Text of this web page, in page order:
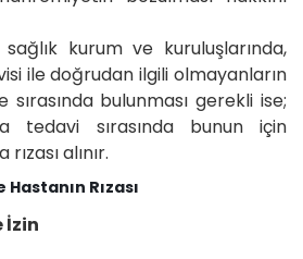
kurum ve kuruluşlarında,
ile doğrudan ilgili olmayanların
sırasında bulunması gerekli ise;
tedavi sırasında bunun için
alınır.
Rızası
İzin